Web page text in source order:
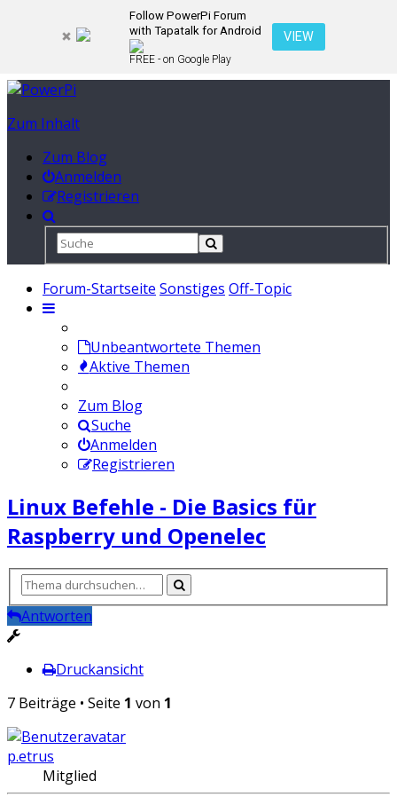
Follow PowerPi Forum
with Tapatalk for Android
FREE - on Google Play
VIEW
Zum Inhalt
Zum Blog
Anmelden
Registrieren
Forum-Startseite Sonstiges Off-Topic
Unbeantwortete Themen
Aktive Themen
Zum Blog
Suche
Anmelden
Registrieren
Linux Befehle - Die Basics für
Raspberry und Openelec
Antworten
Druckansicht
7 Beiträge • Seite 1 von 1
p.etrus
Mitglied